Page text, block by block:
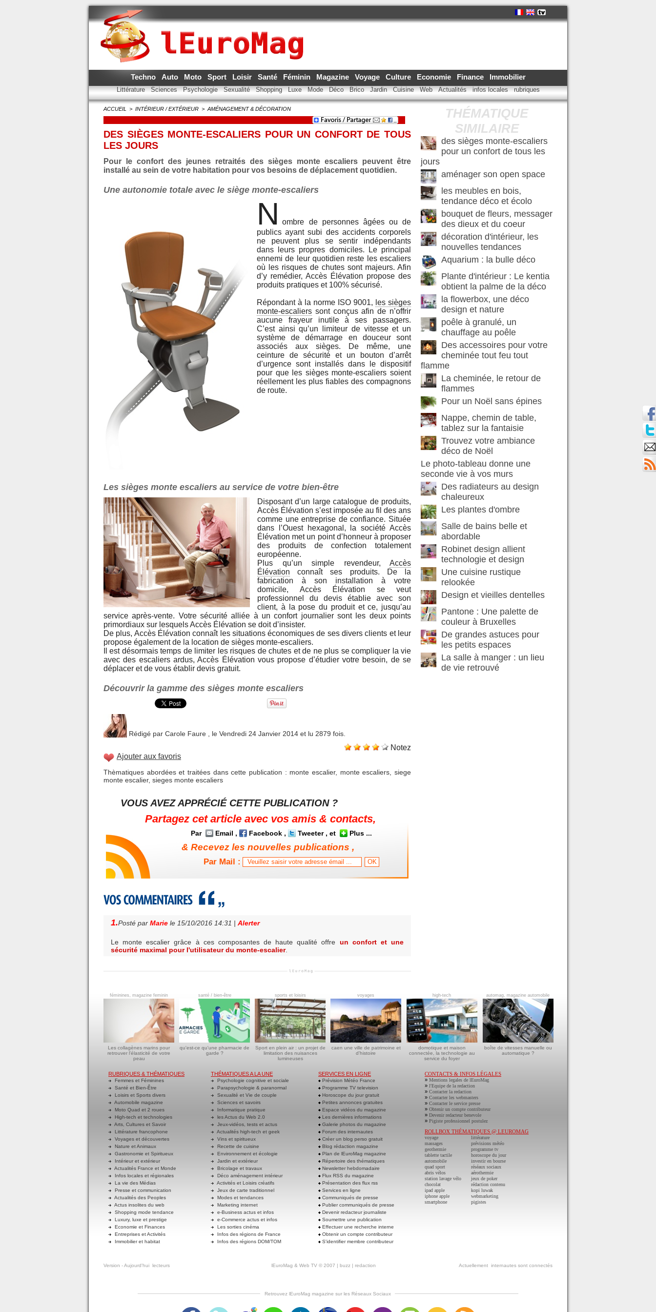
Techno Auto Moto Sport Loisir Santé Féminin Magazine Voyage Culture Economie Finance Immobilier
Littérature Sciences Psychologie Sexualité Shopping Luxe Mode Déco Brico Jardin Cuisine Web Actualités infos locales rubriques
ACCUEIL > INTÉRIEUR / EXTÉRIEUR > AMÉNAGEMENT & DÉCORATION
DES SIÈGES MONTE-ESCALIERS POUR UN CONFORT DE TOUS
LES JOURS
Pour le confort des jeunes retraités des sièges monte escaliers peuvent être
installé au sein de votre habitation pour vos besoins de déplacement quotidien.
Une autonomie totale avec le siège monte-escaliers
N
ombre de personnes âgées ou de
publics ayant subi des accidents corporels
ne peuvent plus se sentir indépendants
dans leurs propres domiciles. Le principal
ennemi de leur quotidien reste les escaliers
où les risques de chutes sont majeurs. Afin
d’y remédier, Accès Élévation propose des
produits pratiques et 100% sécurisé.
Répondant à la norme ISO 9001, les sièges
monte-escaliers sont conçus afin de n’offrir
aucune frayeur inutile à ses passagers.
C’est ainsi qu’un limiteur de vitesse et un
système de démarrage en douceur sont
associés aux sièges. De même, une
ceinture de sécurité et un bouton d’arrêt
d’urgence sont installés dans le dispositif
pour que les sièges monte-escaliers soient
réellement les plus fiables des compagnons
de route.
Les sièges monte escaliers au service de votre bien-être
Disposant d’un large catalogue de produits,
Accès Élévation s’est imposée au fil des ans
comme une entreprise de confiance. Située
dans l’Ouest hexagonal, la société Accès
Élévation met un point d’honneur à proposer
des produits de confection totalement
européenne.
Plus qu’un simple revendeur, Accès
Élévation connaît ses produits. De la
fabrication à son installation à votre
domicile, Accès Élévation se veut
professionnel du devis établie avec son
client, à la pose du produit et ce, jusqu’au
service après-vente. Votre sécurité alliée à un confort journalier sont les deux points
primordiaux sur lesquels Accès Élévation se doit d’insister.
De plus, Accès Élévation connaît les situations économiques de ses divers clients et leur
propose également de la location de sièges monte-escaliers.
Il est désormais temps de limiter les risques de chutes et de ne plus se compliquer la vie
avec des escaliers ardus, Accès Élévation vous propose d’étudier votre besoin, de se
déplacer et de vous établir devis gratuit.
Découvrir la gamme des sièges monte escaliers
Rédigé par Carole Faure , le Vendredi 24 Janvier 2014 et lu 2879 fois.
Notez
Ajouter aux favoris
Thèmatiques abordées et traitées dans cette publication : monte escalier, monte escaliers ,siege
monte escalier, sieges monte escaliers
VOUS AVEZ APPRÉCIÉ CETTE PUBLICATION ?
Partagez cet article avec vos amis & contacts,
Par Email , Facebook , Tweeter, et Plus ...
& Recevez les nouvelles publications ,
Par Mail :
1.Posté par Marie le 15/10/2016 14:31 | Alerter
Le monte escalier grâce à ces composantes de haute qualité offre un confort et une
sécurité maximal pour l'utilisateur du monte-escalier.
THÉMATIQUE
SIMILAIRE
des sièges monte-escaliers
pour un confort de tous les
jours
aménager son open space
les meubles en bois,
tendance déco et écolo
bouquet de fleurs, messager
des dieux et du coeur
décoration d'intérieur, les
nouvelles tendances
Aquarium : la bulle déco
Plante d'intérieur : Le kentia
obtient la palme de la déco
la flowerbox, une déco
design et nature
poêle à granulé, un
chauffage au poêle
Des accessoires pour votre
cheminée tout feu tout
flamme
La cheminée, le retour de
flammes
Pour un Noël sans épines
Nappe, chemin de table,
tablez sur la fantaisie
Trouvez votre ambiance
déco de Noël
Le photo-tableau donne une
seconde vie à vos murs
Des radiateurs au design
chaleureux
Les plantes d'ombre
Salle de bains belle et
abordable
Robinet design allient
technologie et design
Une cuisine rustique
relookée
Design et vieilles dentelles
Pantone : Une palette de
couleur à Bruxelles
De grandes astuces pour
les petits espaces
La salle à manger : un lieu
de vie retrouvé
féminines, magazine feminin
Les collagènes marins pour
retrouver l'élasticité de votre
peau
santé / bien-être
qu'est-ce qu'une pharmacie de
garde ?
sports et loisirs
Sport en plein air : un projet de
limitation des nuisances
lumineuses
voyages
caen une ville de patrimoine et
d'histoire
high-tech
domotique et maison
connectée, la technologie au
service du foyer
automag, magazine automobile
boîte de vitesses manuelle ou
automatique ?
RUBRIQUES & THÉMATIQUES
Femmes et Féminines
Santé et Bien-Être
Loisirs et Sports divers
Automobile magazine
Moto Quad et 2 roues
High-tech et technologies
Arts, Cultures et Savoir
Littérature francophone
Voyages et découvertes
Nature et Animaux
Gastronomie et Spiritueux
Intérieur et extérieur
Actualités France et Monde
Infos locales et régionales
La vie des Médias
Presse et communication
Actualités des Peoples
Actus insolites du web
Shopping mode tendance
Luxury, luxe et prestige
Economie et Finances
Entreprises et Activités
Immobilier et habitat
THÉMATIQUES A LA UNE
Psychologie cognitive et sociale
Parapsychologie & paranormal
Sexualité et Vie de couple
Sciences et savoirs
Informatique pratique
les Actus du Web 2.0
Jeux-vidéos, tests et actus
Actualités high-tech et geek
Vins et spiritueux
Recette de cuisine
Environnement et écologie
Jardin et extérieur
Bricolage et travaux
Déco aménagement intérieur
Activités et Loisirs créatifs
Jeux de carte traditionnel
Modes et tendances
Marketing internet
e-Business actus et infos
e-Commerce actus et infos
Les sorties cinéma
Infos des régions de France
Infos des régions DOM/TOM
SERVICES EN LIGNE
Prévision Météo France
Programme TV television
Horoscope du jour gratuit
Petites annonces gratuites
Espace vidéos du magazine
Les dernières informations
Galerie photos du magazine
Forum des internautes
Créer un blog perso gratuit
Blog rédaction magazine
Plan de lEuroMag magazine
Répertoire des thématiques
Newsletter hebdomadaire
Flux RSS du magazine
Présentation des flux rss
Services en ligne
Communiqués de presse
Publier communiqués de presse
Devenir redacteur journaliste
Soumettre une publication
Effectuer une recherche interne
Obtenir un compte contributeur
S'identifier membre contributeur
CONTACTS & INFOS LÉGALES
» Mentions legales de lEuroMag
» l'Equipe de la redaction
» Contacter la redaction
» Contacter les webmasters
» Contacter le service presse
» Obtenir un compte contributeur
» Devenir redacteur benevole
» Pigiste professionnel postulez
ROLLBOX THÉMATIQUES @ LEUROMAG
voyage
massages
geothermie
tablette tactile
automobile
quad sport
abris vélos
station lavage vélo
chocolat
ipad apple
iphone apple
smartphone
littérature
prévisions météo
programme tv
horoscope du jour
investir en bourse
réséaux sociaux
aérothermie
jeux de poker
rédaction contenu
kopi luwak
webmarketing
pigistes
Version - Aujourd'hui lecteurs lEuroMag & Web TV © 2007 | buzz | redaction Actuellement internautes sont connectés
Retrouvez lEuroMag magazine sur les Réseaux Sociaux